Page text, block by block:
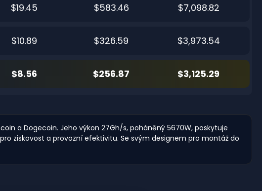
$19.45 $583.46 $7,098.82
$10.89 $326.59 $3,973.54
$8.56 $256.87 $3,125.29
a Dogecoin. Jeho výkon 27Gh/s, poháněný 5670W, poskytuje
ziskovost a provozní efektivitu. Se svým designem pro montáž do